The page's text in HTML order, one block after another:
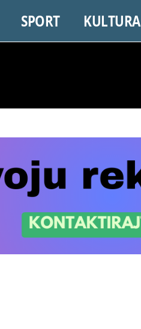
SPORT KULTURA